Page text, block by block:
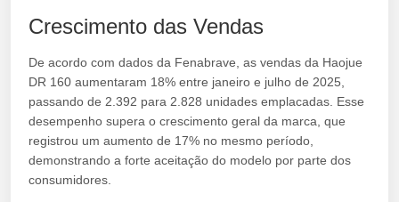
Crescimento das Vendas
De acordo com dados da Fenabrave, as vendas da Haojue
DR 160 aumentaram 18% entre janeiro e julho de 2025,
passando de 2.392 para 2.828 unidades emplacadas. Esse
desempenho supera o crescimento geral da marca, que
registrou um aumento de 17% no mesmo período,
demonstrando a forte aceitação do modelo por parte dos
consumidores.